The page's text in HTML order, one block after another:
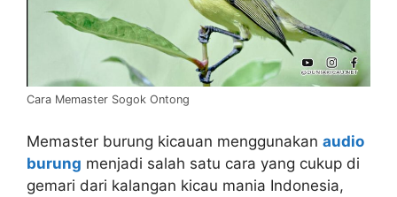
Cara Memaster Sogok Ontong
Memaster burung kicauan menggunakan audio
burung menjadi salah satu cara yang cukup di
gemari dari kalangan kicau mania Indonesia,